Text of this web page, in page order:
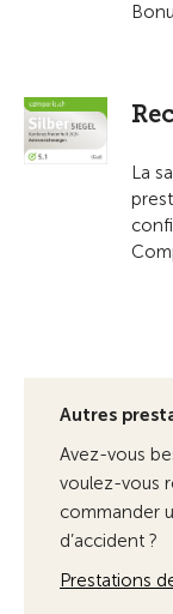
La
Autres
Avez-vous
voulez-vous
commander
d’accident ?
Prestations